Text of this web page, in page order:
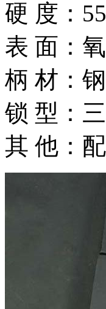
硬 度：
表 面：
柄 材：
锁 型：
其 他：